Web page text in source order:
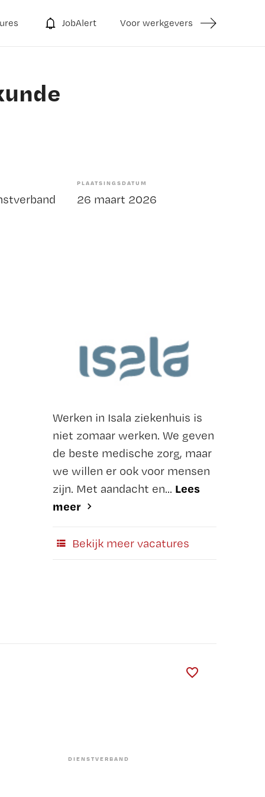
JobAlert Voor werkgevers
PLAATSINGSDATUM
26 maart 2026
Werken in Isala ziekenhuis is
niet zomaar werken. We geven
de beste medische zorg, maar
we willen er ook voor mensen
zijn. Met aandacht en... Lees
meer
Bekijk meer vacatures
DIENSTVERBAND